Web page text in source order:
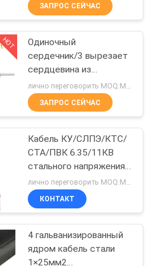
ПВХ
203
197
ЗАПРОС СЕЙЧАС
HOT
Одиночный
сердечник/3 вырезает
сердцевина из
бронированного
электрического кабеля
ЗАПРОС СЕЙЧАС
Кабель КУ/СЛПЭ/КТС/
СТА/ПВК 6.35/11КВ
стального напряжения
тока ленты среднего
бронированный
электрический
лично переговорить MOQ:Могущий быть предметом переговоров
КОНТАКТ
4 гальванизированный
ядром кабель стали
1×25мм2